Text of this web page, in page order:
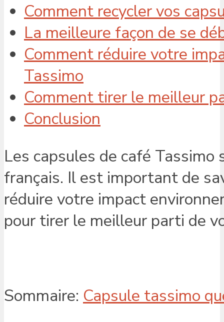
Comment recycler vos
La meilleure façon de se
Comment réduire votre
Tassimo
Comment tirer le meilleur
Conclusion
Les capsules de café
français. Il est important de
réduire votre impact
pour tirer le meilleur parti de
Sommaire: Capsule tassimo